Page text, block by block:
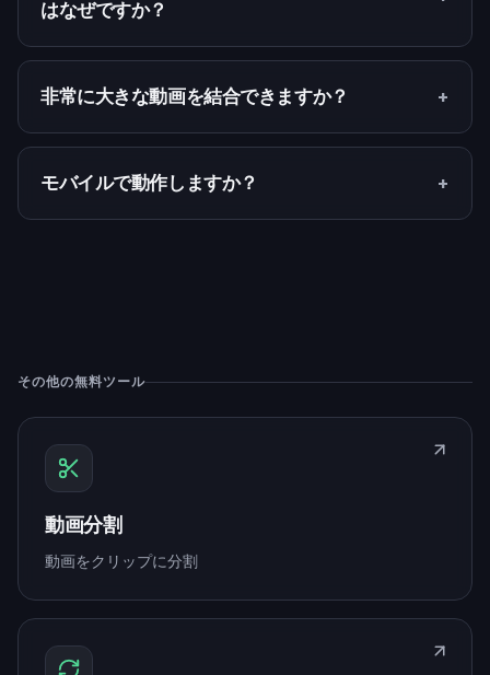
はなぜですか？
非常に大きな動画を結合できますか？ +
モバイルで動作しますか？ +
その他の無料ツール
動画分割
動画をクリップに分割